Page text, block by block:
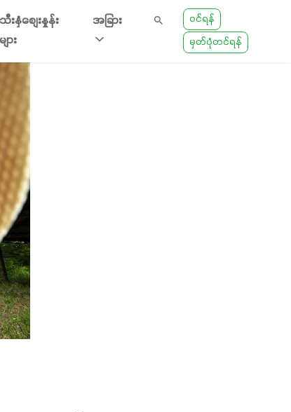
သီးနှံစျေးနှုန်း
များ
အခြား
ဝင်ရန်
မှတ်ပုံတင်ရန်